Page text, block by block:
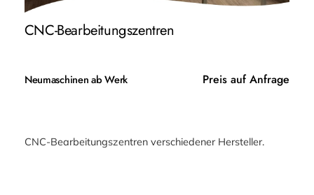
CNC-Bearbeitungszentren
Neumaschinen ab Werk Preis auf Anfrage
CNC-Bearbeitungszentren verschiedener Hersteller.